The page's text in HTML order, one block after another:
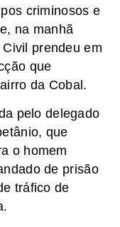
criminosos e
na manhã
prendeu em
que
da Cobal.
pelo delegado
que
o homem
de prisão
tráfico de